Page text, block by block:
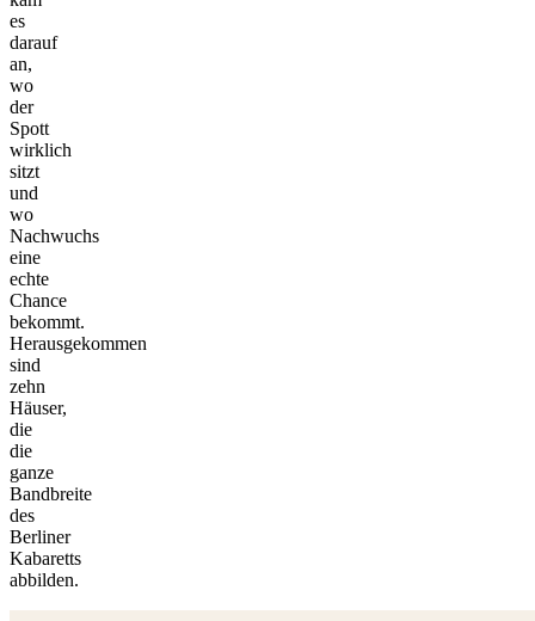
es
darauf
an,
wo
der
Spott
wirklich
sitzt
und
wo
Nachwuchs
eine
echte
Chance
bekommt.
Herausgekommen
sind
zehn
Häuser,
die
die
ganze
Bandbreite
des
Berliner
Kabaretts
abbilden.
©